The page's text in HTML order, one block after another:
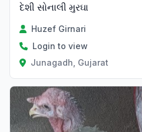
દેશી સોનાલી મુરઘા
Huzef Girnari
Login to view
Junagadh, Gujarat